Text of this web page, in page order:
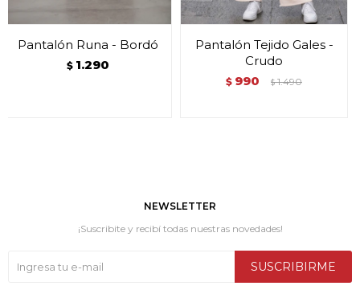
Pantalón Runa - Bordó
$ 1.290
Pantalón Tejido Gales -
Crudo
$ 990 $ 1.490
NEWSLETTER
¡Suscribite y recibí todas nuestras novedades!
SUSCRIBIRME